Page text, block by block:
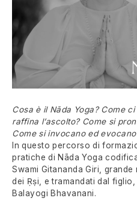
Cosa è il Nāda Yoga? Come
raffina l’ascolto? Come si
Come si invocano ed
In questo percorso di
pratiche di Nāda Yoga
Swami Gitananda Giri,
dei Ṛṣi, e tramandati dal
Balayogi Bhavanani.